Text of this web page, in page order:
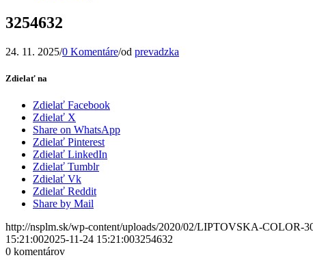
3254632
24. 11. 2025/0 Komentáre/od prevadzka
Zdielať na
Zdielať Facebook
Zdielať X
Share on WhatsApp
Zdielať Pinterest
Zdielať LinkedIn
Zdielať Tumblr
Zdielať Vk
Zdielať Reddit
Share by Mail
http://nsplm.sk/wp-content/uploads/2020/02/LIPTOVSKA-COLOR-
15:21:002025-11-24 15:21:003254632
0 komentárov